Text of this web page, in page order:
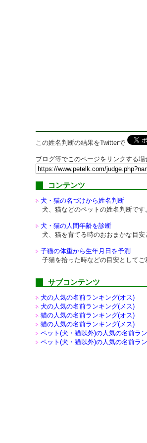
この姓名判断の結果をTwitterで
ブログ等でこのページをリンクする場
コンテンツ
犬・猫の名づけから姓名判断
犬、猫などのペットの姓名判断です
犬・猫の人間年齢を診断
犬、猫を育てる時のおおまかな目安
子猫の体重から生年月日を予測
子猫を拾った時などの目安としてご
サブコンテンツ
犬の人気の名前ランキング(オス)
犬の人気の名前ランキング(メス)
猫の人気の名前ランキング(オス)
猫の人気の名前ランキング(メス)
ペット(犬・猫以外)の人気の名前ラ
ペット(犬・猫以外)の人気の名前ラ